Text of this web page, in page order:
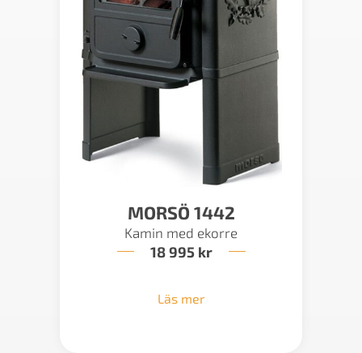
MORSÖ 1442
Kamin med ekorre
18 995 kr
Läs mer